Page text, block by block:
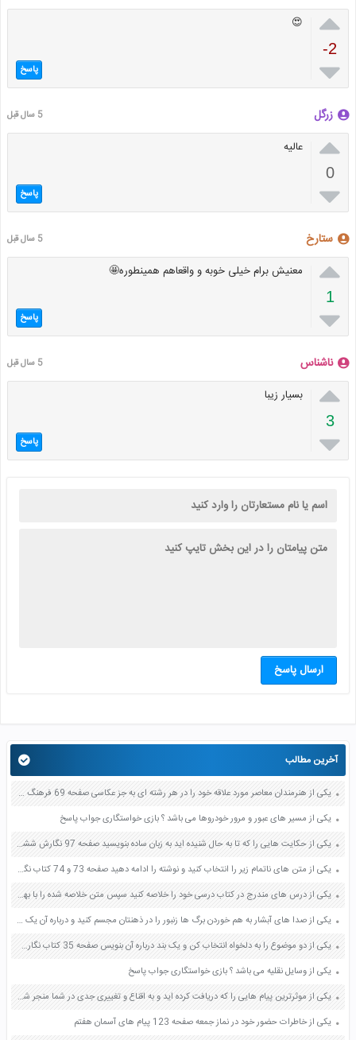

-2

😍
پاسخ
زرگل 5 سال قبل

0

عالیه
پاسخ
ستارخ 5 سال قبل

1

معنیش برام خیلی خوبه و واقعاهم همینطوره🤩
پاسخ
ناشناس 5 سال قبل

3

بسیار زیبا
پاسخ
ارسال پاسخ
آخرین مطالب
یکی از هنرمندان معاصر مورد علاقه خود را در هر رشته ای به جز عکاسی صفحه 69 فرهنگ و هنر نهم
یکی از مسیر های عبور و مرور خودروها می باشد ؟ بازی خواستگاری جواب پاسخ
یکی از حکایت هایی را که تا به حال شنیده اید به زبان ساده بنویسید صفحه 97 نگارش ششم دبستان
یکی از متن های ناتمام زیر را انتخاب کنید و نوشته را ادامه دهید صفحه 73 و 74 کتاب نگارش فارسی پنجم دبستان
یکی از درس های مندرج در کتاب درسی خود را خلاصه کنید سپس متن خلاصه شده را با بهره گیری از روش های دسته بندی نمودار جدول نقشه مفهومی نشان دهید صفحه 118 نگارش یازدهم
یکی از صدا های آبشار به هم خوردن برگ ها زنبور را در ذهنتان مجسم کنید و درباره آن یک بند بنویسید صفحه 11 نگارش پنجم
یکی از دو موضوع را به دلخواه انتخاب کن و یک بند درباره آن بنویس صفحه 35 کتاب نگارش فارسی سوم
یکی از وسایل نقلیه می باشد ؟ بازی خواستگاری جواب پاسخ
یکی از موثرترین پیام هایی را که دریافت کرده اید و به اقناع و تغییری جدی در شما منجر شده است برسی کنید و علت این تاثیر گذاری قابل توجه را بنویسید صفحه 52 تفکر و سواد رسانه ای دهم
یکی از خاطرات حضور خود در نماز جمعه صفحه 123 پیام های آسمان هفتم